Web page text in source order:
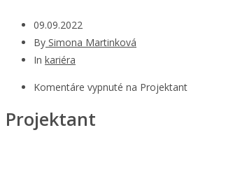
09.09.2022
By Simona Martinková
In kariéra
Komentáre vypnuté na Projektant
Projektant